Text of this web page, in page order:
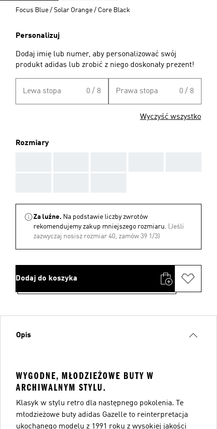
Focus Blue / Solar Orange / Core Black
Personalizuj
Dodaj imię lub numer, aby personalizować swój
produkt adidas lub zrobić z niego doskonały prezent!
Lewa stopa 0 / 8 Prawa stopa 0 / 8
Wyczyść wszystko
Rozmiary
Za luźne. Na podstawie liczby zwrotów
rekomendujemy zakup mniejszego rozmiaru. (Jeśli
zazwyczaj nosisz rozmiar 40, zamów 39 1/3)
Dodaj do koszyka
Opis
WYGODNE, MŁODZIEŻOWE BUTY W
ARCHIWALNYM STYLU.
Klasyk w stylu retro dla następnego pokolenia. Te
młodzieżowe buty adidas Gazelle to reinterpretacja
ukochanego modelu z 1991 roku z wysokiej jakości